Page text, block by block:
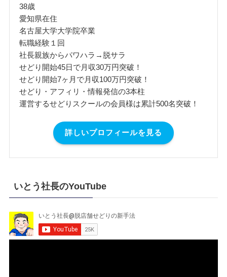
38歳
愛知県在住
名古屋大学大学院卒業
転職経験１回
社長親族からパワハラ→脱サラ
せどり開始45日で月収30万円突破！
せどり開始7ヶ月で月収100万円突破！
せどり・アフィリ・情報発信の3本柱
運営するせどりスクールの会員様は累計500名突破！
詳しいプロフィールを見る
いとう社長のYouTube